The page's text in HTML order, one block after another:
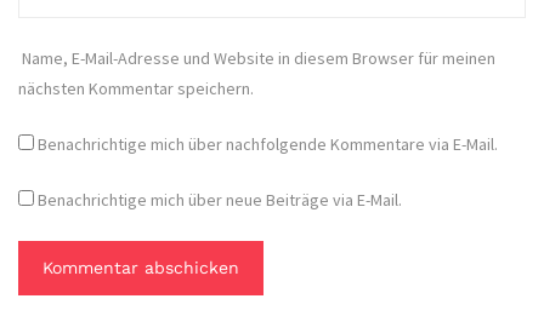
Name, E-Mail-Adresse und Website in diesem Browser für meinen
nächsten Kommentar speichern.
Benachrichtige mich über nachfolgende Kommentare via E-Mail.
Benachrichtige mich über neue Beiträge via E-Mail.